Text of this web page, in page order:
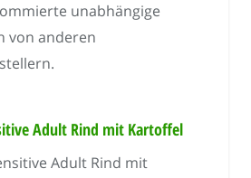
unabhängige
von anderen
Adult Rind mit Kartoffel
Adult Rind mit